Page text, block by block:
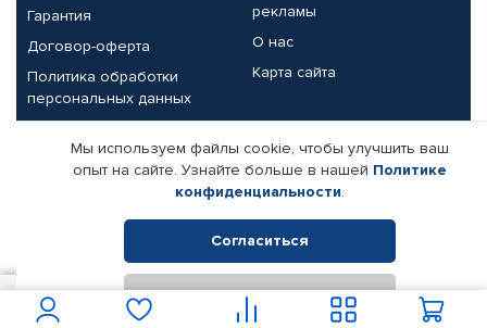
Гарантия
Договор-оферта
Политика обработки
персональных данных
рекламы
О нас
Карта сайта
Партнерам
Корпоративным клиентам
Поставщикам
Реквизиты компании
© КАМАЗ ЦЕНТР ДОНЕЦК, 2015-2026. Все права защищены.
Интернет-магазин автомобильных товаров Автопрофи.
Мы используем файлы cookie, чтобы улучшить ваш
опыт на сайте. Узнайте больше в нашей Политике
конфиденциальности.
Согласиться
Отклонить
В корзину